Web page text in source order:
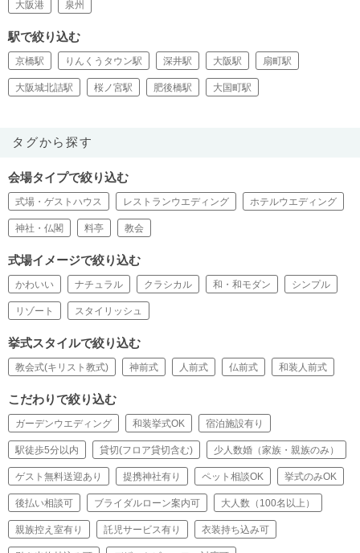
大阪港 泉州
駅で絞り込む
京橋駅 りんくうタウン駅 深井駅 大阪駅 扇町駅
大阪城北詰駅 桜ノ宮駅 肥後橋駅 大国町駅
タグから探す
会場タイプで絞り込む
式場・ゲストハウス レストランウエディング ホテルウエディング
神社・仏閣 料亭 教会
式場イメージで絞り込む
かわいい ナチュラル クラシカル 和・和モダン シンプル
リゾート スタイリッシュ
挙式スタイルで絞り込む
教会式(キリスト教式) 神前式 人前式 仏前式 和装人前式
こだわりで絞り込む
ガーデンウエディング 和装挙式OK 宿泊施設有り
駅徒歩5分以内 貸切(フロア貸切含む) 少人数婚（家族・親族のみ）
ゲスト無料送迎あり 提携神社有り ペット相談OK 挙式のみOK
後払い相談可 ブライダルローン案内可 大人数（100名以上）
親族控え室有り 託児サービス有り 衣装持ち込み可